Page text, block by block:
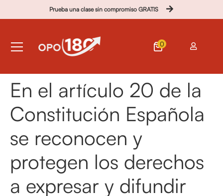
Prueba una clase sin compromiso GRATIS
0
En el artículo 20 de la
Constitución Española
se reconocen y
protegen los derechos
a expresar y difundir